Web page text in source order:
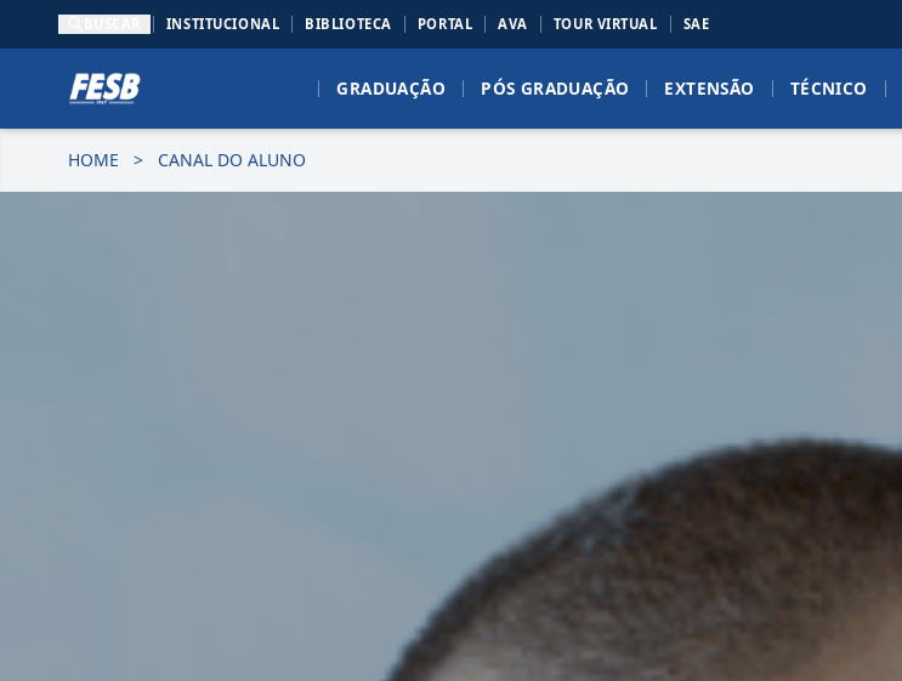
INSTITUCIONAL BIBLIOTECA PORTAL AVA TOUR VIRTUAL SAE
GRADUAÇÃO PÓS GRADUAÇÃO EXTENSÃO TÉCNICO
HOME > CANAL DO ALUNO